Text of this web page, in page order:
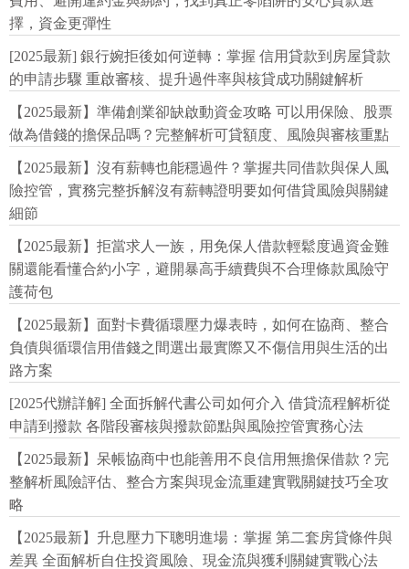
擇，資金更彈性
[2025最新] 銀行婉拒後如何逆轉：掌握 信用貸款到房屋貸款
的申請步驟 重啟審核、提升過件率與核貸成功關鍵解析
【2025最新】準備創業卻缺啟動資金攻略 可以用保險、股票
做為借錢的擔保品嗎？完整解析可貸額度、風險與審核重點
【2025最新】沒有薪轉也能穩過件？掌握共同借款與保人風
險控管，實務完整拆解沒有薪轉證明要如何借貸風險與關鍵
細節
【2025最新】拒當求人一族，用免保人借款輕鬆度過資金難
關還能看懂合約小字，避開暴高手續費與不合理條款風險守
護荷包
【2025最新】面對卡費循環壓力爆表時，如何在協商、整合
負債與循環信用借錢之間選出最實際又不傷信用與生活的出
路方案
[2025代辦詳解] 全面拆解代書公司如何介入 借貸流程解析從
申請到撥款 各階段審核與撥款節點與風險控管實務心法
【2025最新】呆帳協商中也能善用不良信用無擔保借款？完
整解析風險評估、整合方案與現金流重建實戰關鍵技巧全攻
略
【2025最新】升息壓力下聰明進場：掌握 第二套房貸條件與
差異 全面解析自住投資風險、現金流與獲利關鍵實戰心法